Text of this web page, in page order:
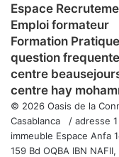
Espace
Emploi formateur
Formation Pratique
question frequente
centre
centre hay
© 2026 Oasis de la
Casablanca / adresse 1
immeuble Espace Anfa
159 Bd OQBA IBN